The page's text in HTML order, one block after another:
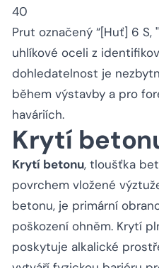
40
Prut označený “[Huť] 6
uhlíkové oceli z
dohledatelnost je
během výstavby a pro
haváriích.
Krytí
Krytí betonu, tloušťka
povrchem vložené
betonu, je primární
poškození ohněm. Krytí
poskytuje alkalické